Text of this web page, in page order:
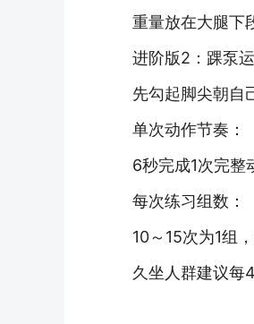
重量放在大腿下段/
进阶版2：踝泵
先勾起脚尖朝自己
单次动作节奏：
6秒完成1次完整动
每次练习组数：
10～15次为1组，
久坐人群建议每45